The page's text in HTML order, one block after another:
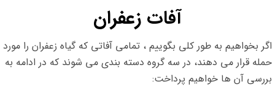
آفات زعفران
اگر بخواهیم به طور کلی بگوییم ، تمامی آفاتی که گیاه زعفران را مورد
حمله قرار می دهند، در سه گروه دسته بندی می شوند که در ادامه به
بررسی آن ها خواهیم پرداخت: